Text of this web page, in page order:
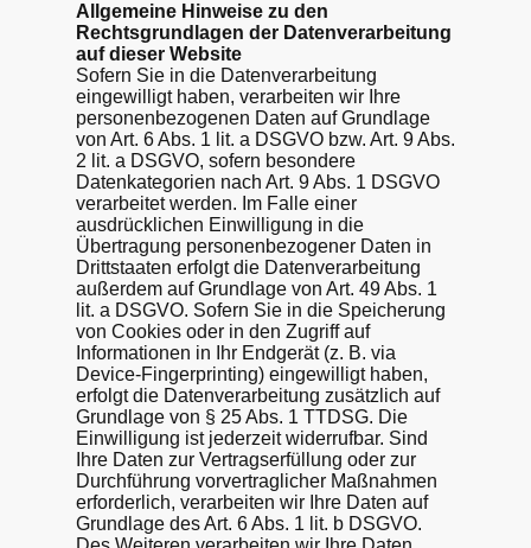
Allgemeine Hinweise zu den
Rechtsgrundlagen der Datenverarbeitung
auf dieser Website
Sofern Sie in die Datenverarbeitung
eingewilligt haben, verarbeiten wir Ihre
personenbezogenen Daten auf Grundlage
von Art. 6 Abs. 1 lit. a DSGVO bzw. Art. 9 Abs.
2 lit. a DSGVO, sofern besondere
Datenkategorien nach Art. 9 Abs. 1 DSGVO
verarbeitet werden. Im Falle einer
ausdrücklichen Einwilligung in die
Übertragung personenbezogener Daten in
Drittstaaten erfolgt die Datenverarbeitung
außerdem auf Grundlage von Art. 49 Abs. 1
lit. a DSGVO. Sofern Sie in die Speicherung
von Cookies oder in den Zugriff auf
Informationen in Ihr Endgerät (z. B. via
Device-Fingerprinting) eingewilligt haben,
erfolgt die Datenverarbeitung zusätzlich auf
Grundlage von § 25 Abs. 1 TTDSG. Die
Einwilligung ist jederzeit widerrufbar. Sind
Ihre Daten zur Vertragserfüllung oder zur
Durchführung vorvertraglicher Maßnahmen
erforderlich, verarbeiten wir Ihre Daten auf
Grundlage des Art. 6 Abs. 1 lit. b DSGVO.